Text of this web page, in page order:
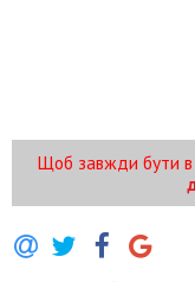
Щоб завжди бути в